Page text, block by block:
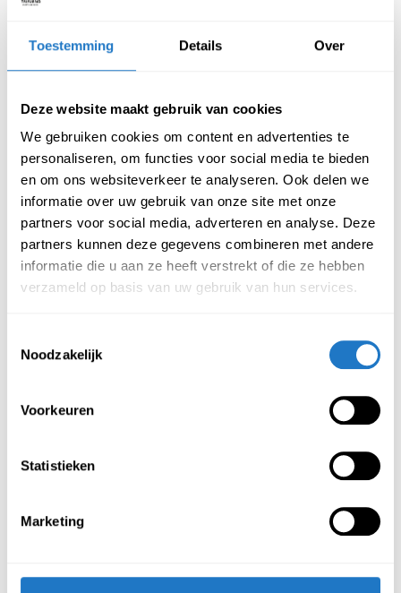
Toestemming Details Over
Deze website maakt gebruik van cookies
We gebruiken cookies om content en advertenties te
personaliseren, om functies voor social media te bieden
en om ons websiteverkeer te analyseren. Ook delen we
informatie over uw gebruik van onze site met onze
partners voor social media, adverteren en analyse. Deze
partners kunnen deze gegevens combineren met andere
informatie die u aan ze heeft verstrekt of die ze hebben
verzameld op basis van uw gebruik van hun services.
Noodzakelijk
Voorkeuren
Statistieken
Marketing
brengen aan onze showroom. Hier kunt u al onze stoelen
instelbaarheid van de stoel juist is en kunnen wij u
overtuigen van de kwaliteit van onze stoelen.
Tags: Bureaustoel Ergonomie
Je e-mailadres wordt niet gepubliceerd. Vereiste velden zijn